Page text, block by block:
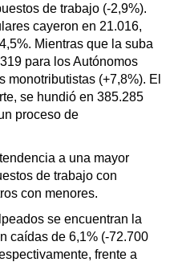
de trabajo (-2,9%).
cayeron en 21.016,
Mientras que la suba
para los Autónomos
monotributistas (+7,8%). El
se hundió en 385.285
proceso de
a una mayor
de trabajo con
con menores.
se encuentran la
caídas de 6,1% (-72.700
frente a